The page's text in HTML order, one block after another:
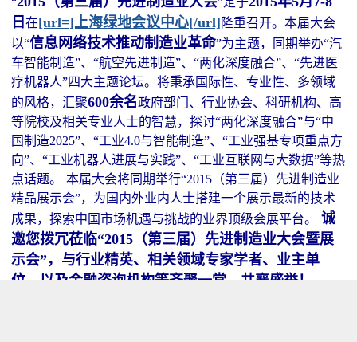
日在[url=]上海绿地会议中心[/url] 隆重召开。本届大会
以“信息网络技术推动制造业革命”为主题，同期举办“汽
车智能制造”、“航空先进制造”、“两化深度融合”、“先进医
疗机器人”四大主题论坛。将秉承国际性、专业性、多领域
的风格，汇聚600余名政府部门、行业协会、科研机构、高
等院校及相关专业人士的智慧，探讨“两化深度融合”与“中
国制造2025”、“工业4.0与智能制造”、“工业强基专项重点方
向”、“工业机器人进展与实践”、“工业互联网与大数据”等热
点话题。
本届大会将同期举行“2015（第三届）先进制造业
精品展示会”，为国内外业内人士搭建一个展示最新的技术
成果，探索中国市场机遇与挑战的业界顶级会展平台。
诚
邀您拨冗莅临“2015（第三届）先进制造业大会暨展
示会”，与行业精英、相关领域专家学者、业主单
位、以及金融咨询机构等齐聚一堂，共襄盛举！